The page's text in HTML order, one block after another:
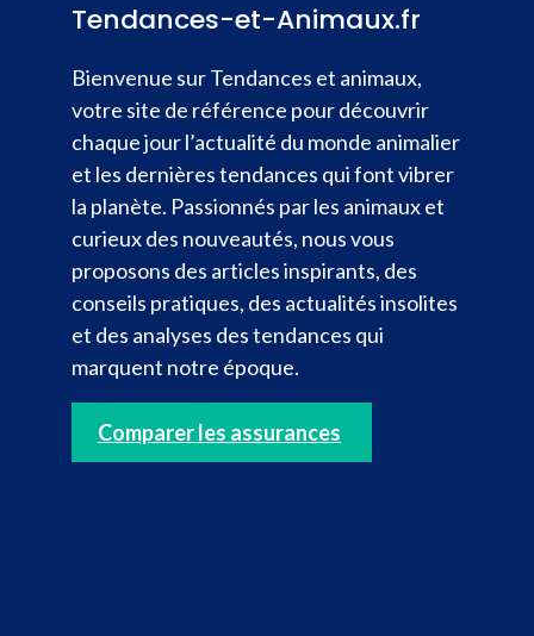
Tendances-et-Animaux.fr
Bienvenue sur Tendances et animaux,
votre site de référence pour découvrir
chaque jour l’actualité du monde animalier
et les dernières tendances qui font vibrer
la planète. Passionnés par les animaux et
curieux des nouveautés, nous vous
proposons des articles inspirants, des
conseils pratiques, des actualités insolites
et des analyses des tendances qui
marquent notre époque.
Comparer les assurances